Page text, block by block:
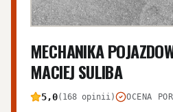
MECHANIKA
MACIEJ SULIBA
5,0(168 opinii) OCENA